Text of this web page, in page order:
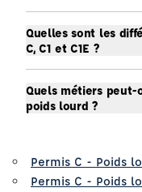
Quelles sont les
C, C1 et C1E ?
Quels métiers peut-
poids lourd ?
Permis C - Poids
Permis C - Poids